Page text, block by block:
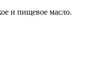
и пищевое масло.